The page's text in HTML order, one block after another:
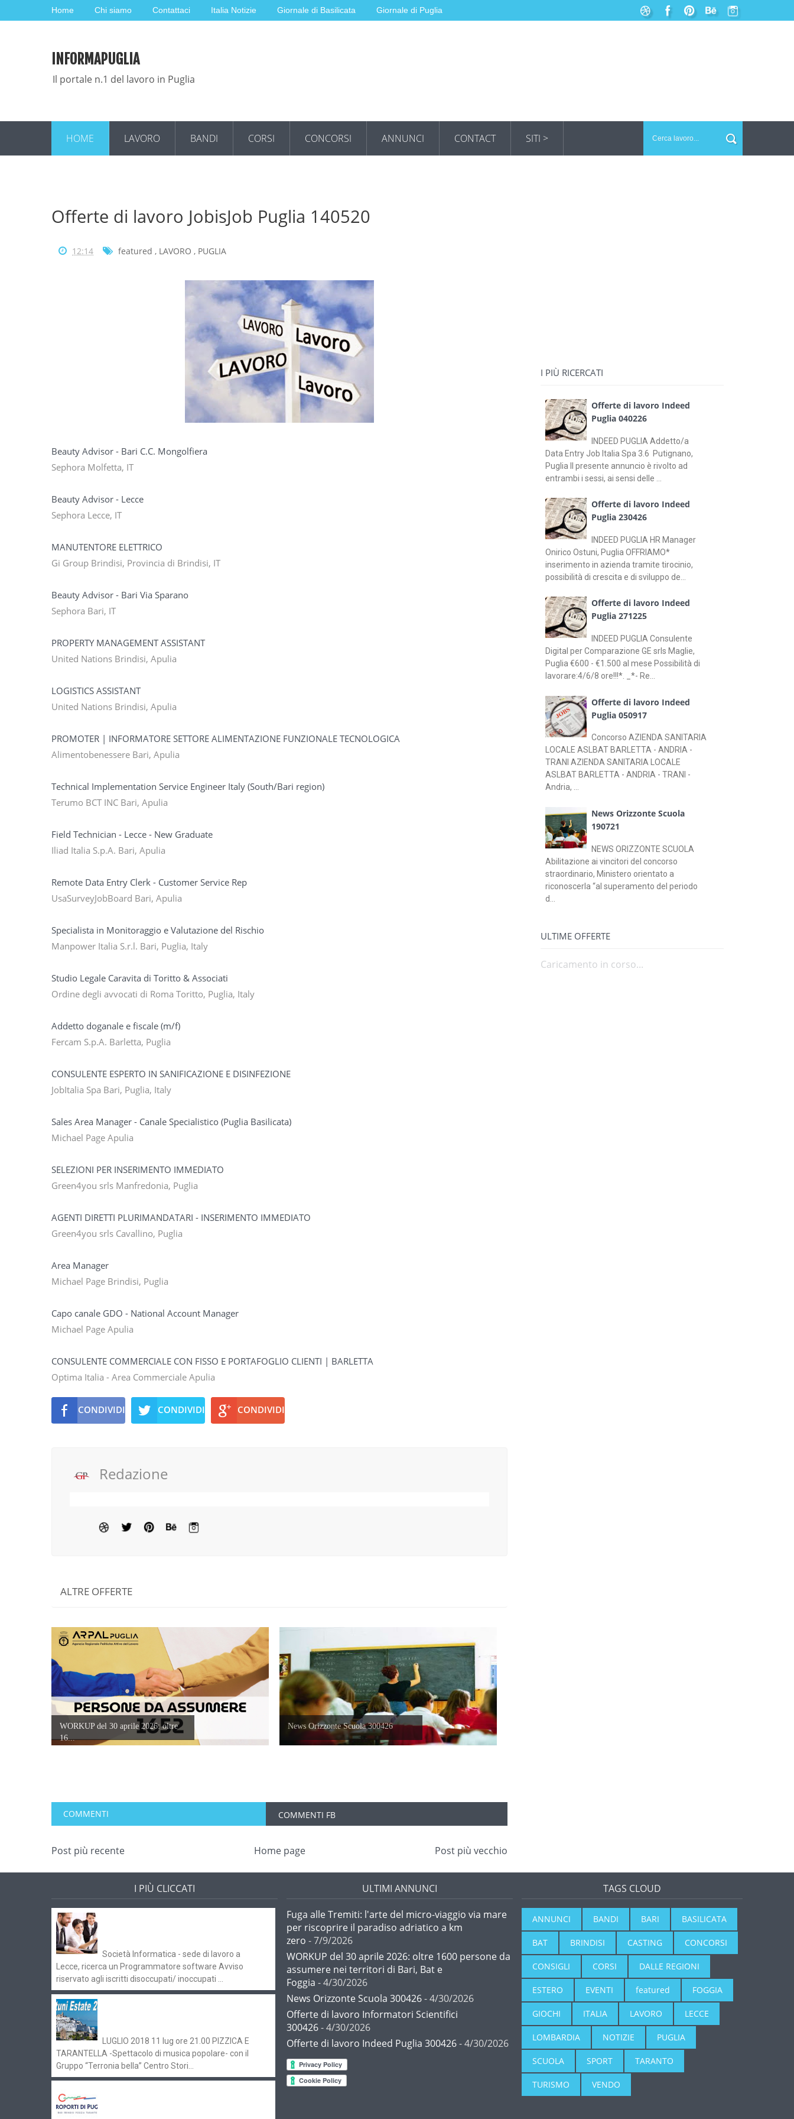
Home Chi siamo Contattaci Italia Notizie Giornale di Basilicata Giornale di Puglia
INFORMAPUGLIA
Il portale n.1 del lavoro in Puglia
HOME LAVORO BANDI CORSI CONCORSI ANNUNCI CONTACT SITI >
Offerte di lavoro JobisJob Puglia 140520
12:14 featured , LAVORO , PUGLIA
Beauty Advisor - Bari C.C. Mongolfiera
Sephora Molfetta, IT
Beauty Advisor - Lecce
Sephora Lecce, IT
MANUTENTORE ELETTRICO
Gi Group Brindisi, Provincia di Brindisi, IT
Beauty Advisor - Bari Via Sparano
Sephora Bari, IT
PROPERTY MANAGEMENT ASSISTANT
United Nations Brindisi, Apulia
LOGISTICS ASSISTANT
United Nations Brindisi, Apulia
PROMOTER | INFORMATORE SETTORE ALIMENTAZIONE FUNZIONALE TECNOLOGICA
Alimentobenessere Bari, Apulia
Technical Implementation Service Engineer Italy (South/Bari region)
Terumo BCT INC Bari, Apulia
Field Technician - Lecce - New Graduate
Iliad Italia S.p.A. Bari, Apulia
Remote Data Entry Clerk - Customer Service Rep
UsaSurveyJobBoard Bari, Apulia
Specialista in Monitoraggio e Valutazione del Rischio
Manpower Italia S.r.l. Bari, Puglia, Italy
Studio Legale Caravita di Toritto & Associati
Ordine degli avvocati di Roma Toritto, Puglia, Italy
Addetto doganale e fiscale (m/f)
Fercam S.p.A. Barletta, Puglia
CONSULENTE ESPERTO IN SANIFICAZIONE E DISINFEZIONE
JobItalia Spa Bari, Puglia, Italy
Sales Area Manager - Canale Specialistico (Puglia Basilicata)
Michael Page Apulia
SELEZIONI PER INSERIMENTO IMMEDIATO
Green4you srls Manfredonia, Puglia
AGENTI DIRETTI PLURIMANDATARI - INSERIMENTO IMMEDIATO
Green4you srls Cavallino, Puglia
Area Manager
Michael Page Brindisi, Puglia
Capo canale GDO - National Account Manager
Michael Page Apulia
CONSULENTE COMMERCIALE CON FISSO E PORTAFOGLIO CLIENTI | BARLETTA
Optima Italia - Area Commerciale Apulia
CONDIVIDI CONDIVIDI CONDIVIDI
Redazione
ALTRE OFFERTE
WORKUP del 30 aprile 2026: oltre
16...
News Orizzonte Scuola 300426
COMMENTI COMMENTI FB
Post più recente Post più vecchio
Home page
I PIÙ RICERCATI
Offerte di lavoro Indeed
Puglia 040226
INDEED PUGLIA Addetto/a
Data Entry Job Italia Spa 3.6 Putignano,
Puglia Il presente annuncio è rivolto ad
entrambi i sessi, ai sensi delle ...
Offerte di lavoro Indeed
Puglia 230426
INDEED PUGLIA HR Manager
Onirico Ostuni, Puglia OFFRIAMO*
inserimento in azienda tramite tirocinio,
possibilità di crescita e di sviluppo de...
Offerte di lavoro Indeed
Puglia 271225
INDEED PUGLIA Consulente
Digital per Comparazione GE srls Maglie,
Puglia €600 - €1.500 al mese Possibilità di
lavorare:4/6/8 ore!!!*. _*- Re...
Offerte di lavoro Indeed
Puglia 050917
Concorso AZIENDA SANITARIA
LOCALE ASLBAT BARLETTA - ANDRIA -
TRANI AZIENDA SANITARIA LOCALE
ASLBAT BARLETTA - ANDRIA - TRANI -
Andria, ...
News Orizzonte Scuola
190721
NEWS ORIZZONTE SCUOLA
Abilitazione ai vincitori del concorso
straordinario, Ministero orientato a
riconoscerla “al superamento del periodo
d...
ULTIME OFFERTE
Caricamento in corso...
I PIÙ CLICCATI
Società Informatica - sede di lavoro a
Lecce, ricerca un Programmatore software Avviso
riservato agli iscritti disoccupati/ inoccupati ...
LUGLIO 2018 11 lug ore 21.00 PIZZICA E
TARANTELLA -Spettacolo di musica popolare- con il
Gruppo “Terronia bella” Centro Stori...
ULTIMI ANNUNCI
Fuga alle Tremiti: l'arte del micro-viaggio via mare
per riscoprire il paradiso adriatico a km
zero - 7/9/2026
WORKUP del 30 aprile 2026: oltre 1600 persone da
assumere nei territori di Bari, Bat e
Foggia - 4/30/2026
News Orizzonte Scuola 300426- 4/30/2026
Offerte di lavoro Informatori Scientifici
300426- 4/30/2026
Offerte di lavoro Indeed Puglia 300426- 4/30/2026
TAGS CLOUD
ANNUNCI BANDI BARI BASILICATA
BAT BRINDISI CASTING CONCORSI
CONSIGLI CORSI DALLE REGIONI
ESTERO EVENTI featured FOGGIA
GIOCHI ITALIA LAVORO LECCE
LOMBARDIA NOTIZIE PUGLIA
SCUOLA SPORT TARANTO
TURISMO VENDO